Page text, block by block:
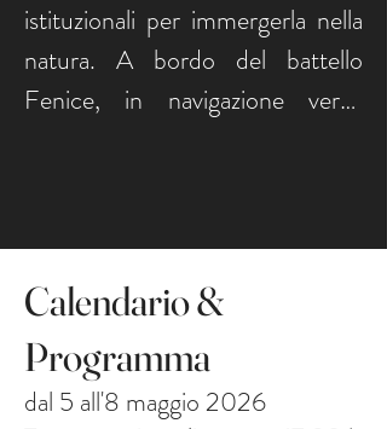
istituzionali per immergerla nella
natura. A bordo del battello
Fenice, in navigazione verso
intrecciando voci liriche e
strumenti solisti con il
movimento dell’acqua.
Quest'anno il progetto esplora
Calendario &
Programma
dal 5 all'8 maggio 2026